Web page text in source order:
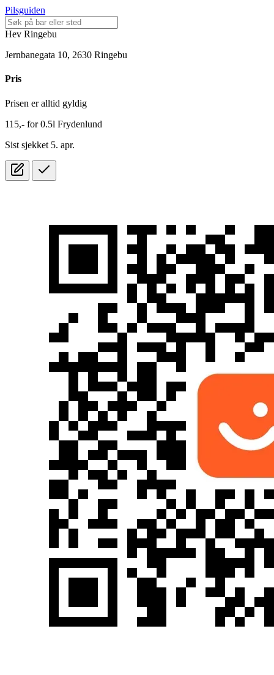
Pilsguiden
Hev Ringebu
Jernbanegata 10, 2630 Ringebu
Pris
Prisen er alltid gyldig
115,- for0.5l Frydenlund
Sist sjekket 5. apr.